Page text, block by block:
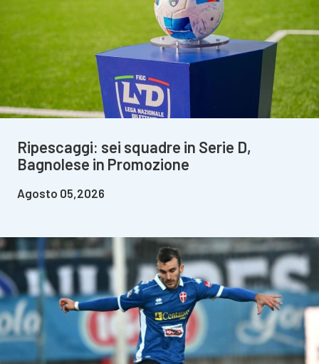
Ripescaggi: sei squadre in Serie D,
Bagnolese in Promozione
Agosto 05,2026